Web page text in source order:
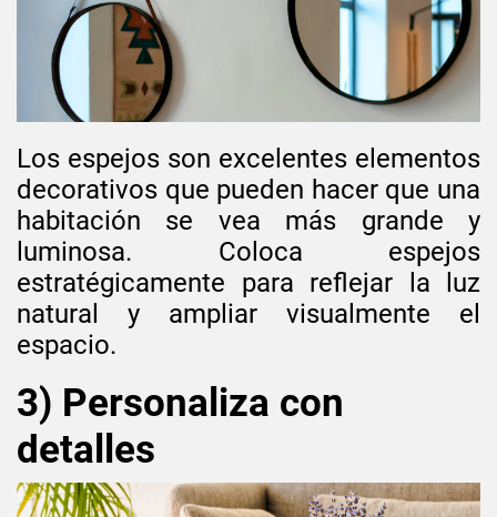
Los espejos son excelentes elementos
decorativos que pueden hacer que una
habitación se vea más grande y
luminosa. Coloca espejos
estratégicamente para reflejar la luz
natural y ampliar visualmente el
espacio.
3) Personaliza con
detalles